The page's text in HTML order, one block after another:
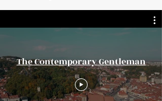
The Contemporary Gentleman